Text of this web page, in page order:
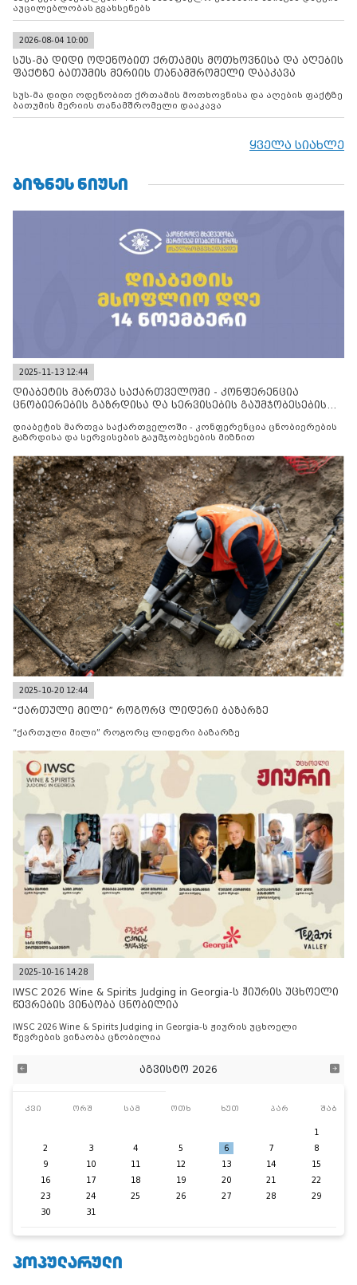
აუცილებლობას გვახსენებს
2026-08-04 10:00
სუს-მა დიდი ოდენობით ქრთამის მოთხოვნისა და აღების
ფაქტზე ბათუმის მერიის თანამშრომელი დააკავა
სუს-მა დიდი ოდენობით ქრთამის მოთხოვნისა და აღების ფაქტზე
ბათუმის მერიის თანამშრომელი დააკავა
ყველა სიახლე
ᲑᲘᲖᲜᲔᲡ ᲜᲘᲣᲡᲘ
2025-11-13 12:44
დიაბეტის მართვა საქართველოში - კონფერენცია
ცნობიერების გაზრდისა და სერვისების გაუმჯობესების
დიაბეტის მართვა საქართველოში - კონფერენცია ცნობიერების
გაზრდისა და სერვისების გაუმჯობესების მიზნით
2025-10-20 12:44
“ქართული მილი” როგორც ლიდერი ბაზარზე
“ქართული მილი” როგორც ლიდერი ბაზარზე
2025-10-16 14:28
IWSC 2026 Wine & Spirits Judging in Georgia-ს ჟიურის უცხოელი
წევრების ვინაობა ცნობილია
IWSC 2026 Wine & Spirits Judging in Georgia-ს ჟიურის უცხოელი
წევრების ვინაობა ცნობილია
აგვისტო 2026
კვი ორშ სამ ოთხ ხუთ პარ შაბ
1
2
3 4 5 6 7
8
9
10 11 12 13 14
15
16
17 18 19 20 21
22
23
24 25 26 27 28
29
30
31
ᲞᲝᲞᲣᲚᲐᲠᲣᲚᲘ